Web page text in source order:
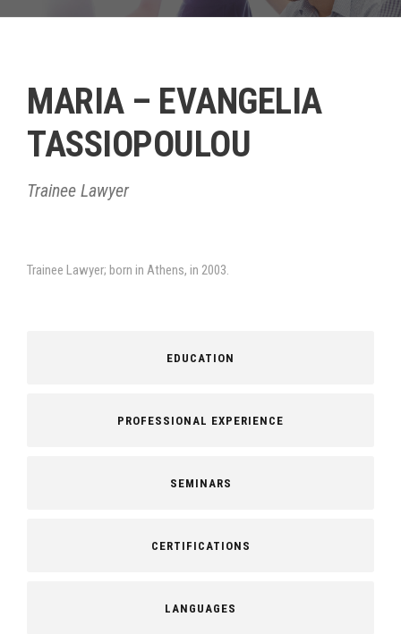
MARIA – EVANGELIA
TASSIOPOULOU
Trainee Lawyer
Trainee Lawyer; born in Athens, in 2003.
EDUCATION
PROFESSIONAL EXPERIENCE
SEMINARS
CERTIFICATIONS
LANGUAGES